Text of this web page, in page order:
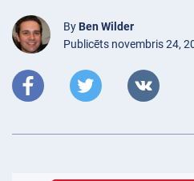
By Ben Wilder
Publicēts novembris 24,